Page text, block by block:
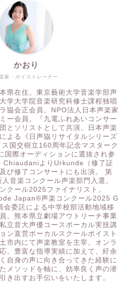
家・ボイストレーナー
かおり
県在住。東京藝術大学音楽学部声
学大学院音楽研究科修士課程独唱
協会正会員。NPO法人日本声楽家
ー会員。『九電ふれあいコンサー
とソリストとして共演。日本声楽
よる《日声協リサイタルシリーズ
国交樹立160周年記念マスターク
国際オーディションに選抜され参
よりUrkunde（修了証
び修了コンサートにも出演。 第
音楽コンクール声楽部門入選。
クール2025ファイナリスト。
Japan®️声楽コンクール2025 G
会委託による中学校部活動地域移
。熊本県立劇場アウトリーチ事業
立音大声優コースボーカル実技講
ン直営ボーカルスクールボイスト
市内にて声楽教室を主宰。オンラ
。豊富な指導実績に加えて、紆余
自身の声に向き合ってきた経験に
メソッドを軸に、効率良く声の潜
き出すお手伝いをいたします。